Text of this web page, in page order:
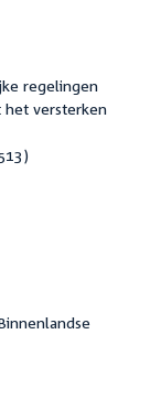
regelingen
het versterken